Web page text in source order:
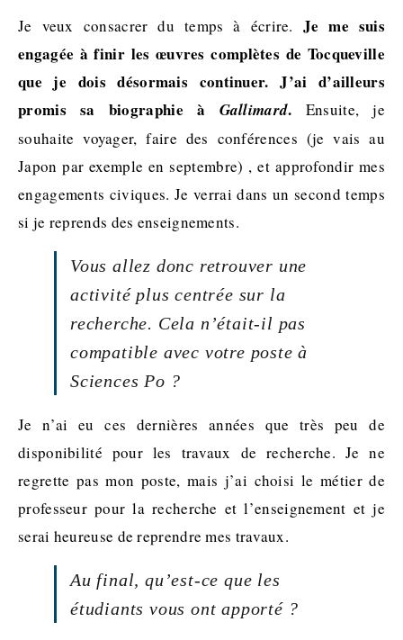
Je veux consacrer du temps à écrire. Je me suis
engagée à finir les œuvres complètes de Tocqueville
que je dois désormais continuer. J’ai d’ailleurs
promis sa biographie à Gallimard. Ensuite, je
souhaite voyager, faire des conférences (je vais au
Japon par exemple en septembre) , et approfondir mes
engagements civiques. Je verrai dans un second temps
si je reprends des enseignements.
Vous allez donc retrouver une
activité plus centrée sur la
recherche. Cela n’était-il pas
compatible avec votre poste à
Sciences Po ?
Je n’ai eu ces dernières années que très peu de
disponibilité pour les travaux de recherche. Je ne
regrette pas mon poste, mais j’ai choisi le métier de
professeur pour la recherche et l’enseignement et je
serai heureuse de reprendre mes travaux.
Au final, qu’est-ce que les
étudiants vous ont apporté ?